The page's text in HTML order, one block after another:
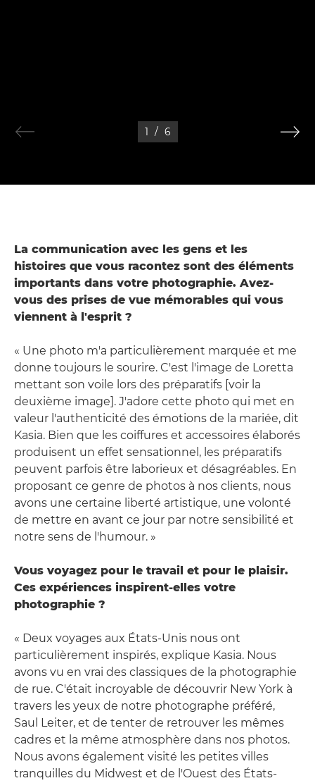
1 / 6
La communication avec les gens et les
histoires que vous racontez sont des éléments
importants dans votre photographie. Avez-
vous des prises de vue mémorables qui vous
viennent à l'esprit ?
« Une photo m'a particulièrement marquée et me
donne toujours le sourire. C'est l'image de Loretta
mettant son voile lors des préparatifs [voir la
deuxième image]. J'adore cette photo qui met en
valeur l'authenticité des émotions de la mariée, dit
Kasia. Bien que les coiffures et accessoires élaborés
produisent un effet sensationnel, les préparatifs
peuvent parfois être laborieux et désagréables. En
proposant ce genre de photos à nos clients, nous
avons une certaine liberté artistique, une volonté
de mettre en avant ce jour par notre sensibilité et
notre sens de l'humour. »
Vous voyagez pour le travail et pour le plaisir.
Ces expériences inspirent-elles votre
photographie ?
« Deux voyages aux États-Unis nous ont
particulièrement inspirés, explique Kasia. Nous
avons vu en vrai des classiques de la photographie
de rue. C'était incroyable de découvrir New York à
travers les yeux de notre photographe préféré,
Saul Leiter, et de tenter de retrouver les mêmes
cadres et la même atmosphère dans nos photos.
Nous avons également visité les petites villes
tranquilles du Midwest et de l'Ouest des États-